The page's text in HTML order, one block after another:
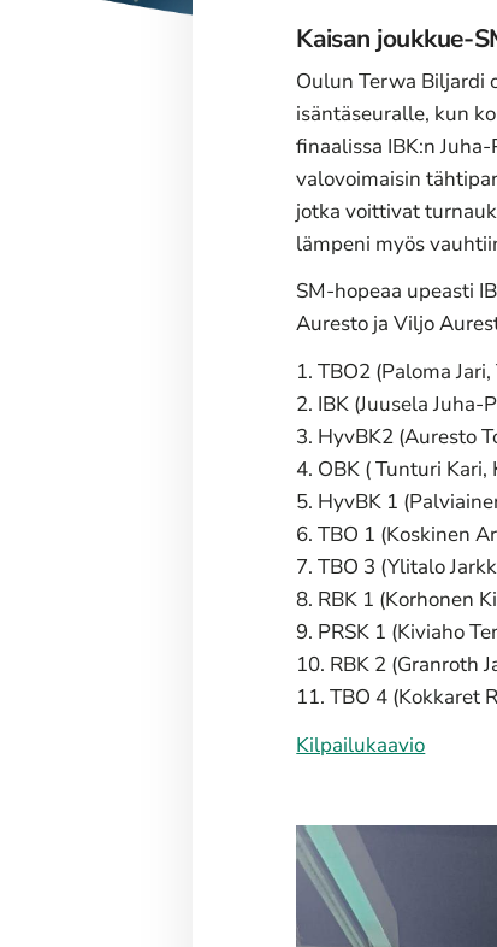
Kaisan joukkue-
Oulun Terwa Biljardi
isäntäseuralle, kun
finaalissa IBK:n
valovoimaisin
jotka voittivat
lämpeni myös
SM-hopeaa upeasti
Auresto ja Viljo
1. TBO2 (Paloma
2. IBK (Juusela Juha-
3. HyvBK2 (Auresto
4. OBK ( Tunturi
5. HyvBK 1
6. TBO 1 (Koskinen
7. TBO 3 (Ylitalo
8. RBK 1 (Korhonen
9. PRSK 1 (Kiviaho
10. RBK 2 (Granroth
11. TBO 4 (Kokkaret
Kilpailukaavio